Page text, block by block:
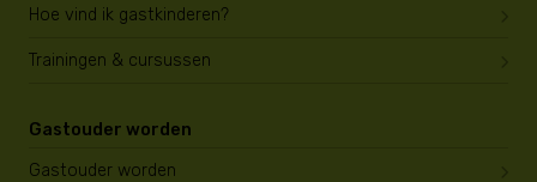
Hoe vind ik gastkinderen?
Trainingen & cursussen
Gastouder worden
Gastouder worden